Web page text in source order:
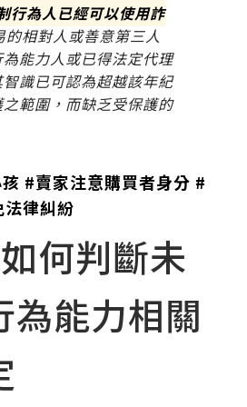
行為人已經可以使用詐
的相對人或善意第三人
能力人或已得法定代理
智識已可認為超越該年紀
範圍，而缺乏受保護的
#賣家注意購買者身分 #
律糾紛
何判斷未
為能力相關